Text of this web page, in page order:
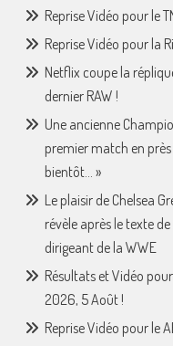
Reprise Vidéo pour le
Reprise Vidéo pour la
Netflix coupe la
dernier RAW !
Une ancienne
premier match en près
bientôt… »
Le plaisir de Chelsea
révèle après le texte
dirigeant de la WWE
Résultats et Vidéo
2026, 5 Août !
Reprise Vidéo pour le